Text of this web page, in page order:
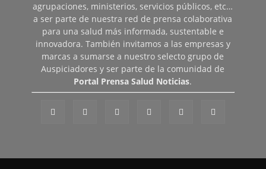
agrupaciones, ministerios, servicios públicos, etc…
a ser parte de nuestra red de prensa colaborativa
para una salud más informada, sustentable e
innovadora. También invitamos a las empresas y
marcas a sumarse a nuestro selecto grupo de
Auspiciadores y ser parte de la comunidad de
Portal Prensa Salud Noticias.